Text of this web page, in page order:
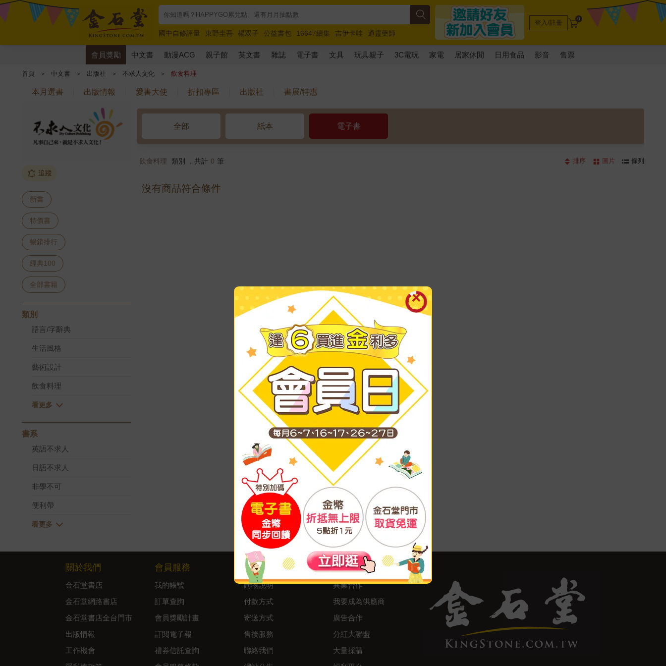
國中自修評量 東野圭吾 楊双子 公益書包 16647續集 吉伊卡哇
通靈藥師
唯紅花綻放
奧德賽 路邊攤新作 馬斯克 玩具總動員5 超慢跑
登入/註冊 0
會員獎勵 中文書 動漫ACG 親子館 英文書 雜誌 電子書 文具 玩具親子 3C電玩 家電 居家休閒 日用食品 影音 售票
首頁 ＞ 中文書 ＞ 出版社 ＞ 不求人文化 ＞ 飲食料理
本月選書 出版情報 愛書大使 折扣專區 出版社 書展/特惠
追蹤
新書
特價書
暢銷排行
經典100
全部書籍
類別
語言/字辭典
生活風格
藝術設計
飲食料理
書系
英語不求人
日語不求人
非學不可
便利帶
全部 紙本 電子書
飲食料理 類別 ，共計 0 筆 排序 圖片 條列
沒有商品符合條件
關於我們
金石堂書店
金石堂網路書店
金石堂書店全台門市
出版情報
工作機會
會員服務
我的帳號
訂單查詢
會員獎勵計畫
訂閱電子報
禮券信託查詢
客服中心
購物說明
付款方式
寄送方式
售後服務
聯絡我們
合作與服務
異業合作
我要成為供應商
廣告合作
分紅大聯盟
大量採購